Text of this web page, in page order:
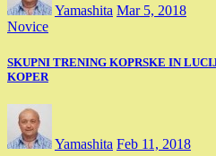
Yamashita Mar 5, 2018
Novice
SKUPNI TRENING KOPRSKE IN
KOPER
Yamashita Feb 11, 2018